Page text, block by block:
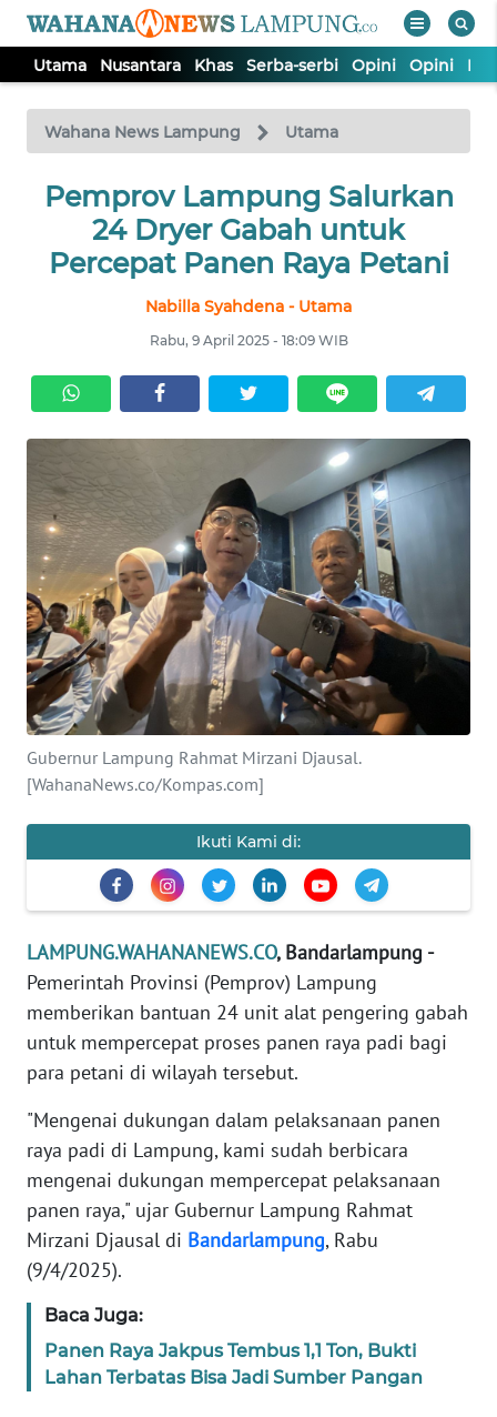
Utama Nusantara Khas Serba-serbi Opini Opini
Wahana News Lampung Utama
Pemprov Lampung Salurkan
24 Dryer Gabah untuk
Percepat Panen Raya Petani
Nabilla Syahdena - Utama
Rabu, 9 April 2025 - 18:09 WIB
Gubernur Lampung Rahmat Mirzani Djausal.
[WahanaNews.co/Kompas.com]
Ikuti Kami di:
LAMPUNG.WAHANANEWS.CO, Bandarlampung -
Pemerintah Provinsi (Pemprov) Lampung
memberikan bantuan 24 unit alat pengering gabah
untuk mempercepat proses panen raya padi bagi
para petani di wilayah tersebut.
"Mengenai dukungan dalam pelaksanaan panen
raya padi di Lampung, kami sudah berbicara
mengenai dukungan mempercepat pelaksanaan
panen raya," ujar Gubernur Lampung Rahmat
Mirzani Djausal di Bandarlampung, Rabu
(9/4/2025).
Baca Juga:
Panen Raya Jakpus Tembus 1,1 Ton, Bukti
Lahan Terbatas Bisa Jadi Sumber Pangan
TV
Tutup
UTAMA
NUSANTARA
SERBA-
SERBI
OPINI
Informasi
INDEKS
BERITA
KONTAK
KAMI
INFO
IKLAN
KAMI
PEDOMAN
MEDIA
SIBER
REDAKSI
KARIR
DISCLAIMER
Wahana
News
Regional
WN
SUMUT